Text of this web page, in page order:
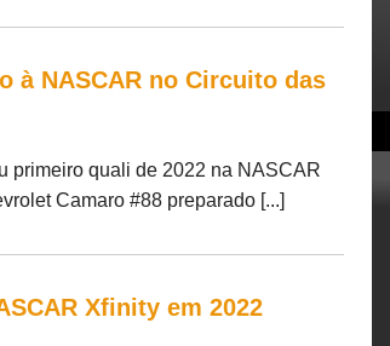
à NASCAR no Circuito das
primeiro quali de 2022 na NASCAR
Camaro #88 preparado [...]
Xfinity em 2022